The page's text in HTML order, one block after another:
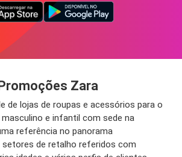
Zara
de lojas de roupas e acessórios para o
e infantil com sede na
referência no panorama
setores de retalho referidos com